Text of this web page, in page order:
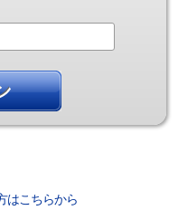
はこちらから